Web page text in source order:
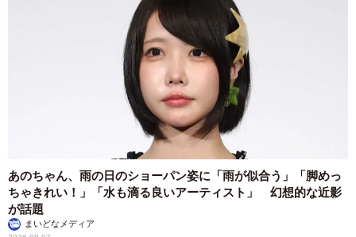
あのちゃん、雨の日のショーパン姿に「雨が似合う」「脚めっ
ちゃきれい！」「水も滴る良いアーティスト」 幻想的な近影
が話題
まいどなメディア